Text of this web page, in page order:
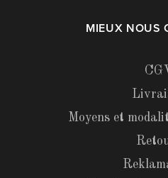
MIEUX NOUS
Moyens et